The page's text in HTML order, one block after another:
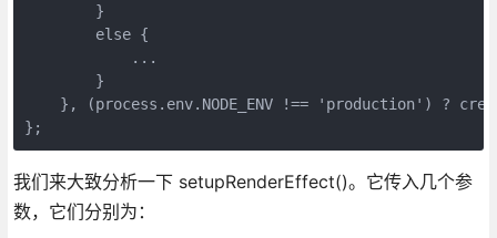
        }
        else {
            ...
        }
}, (process.env.NODE_ENV !== 'production') ?
};
我们来大致分析一下 setupRenderEffect()。它传入几个参
数，它们分别为：